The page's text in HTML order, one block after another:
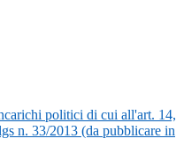
politici di cui all'art. 14,
n. 33/2013 (da pubblicare in